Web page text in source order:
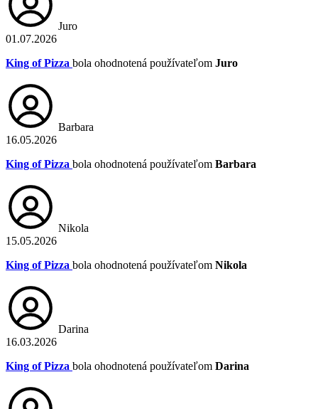
Juro
01.07.2026
King of Pizza bola ohodnotená používateľom Juro
Barbara
16.05.2026
King of Pizza bola ohodnotená používateľom Barbara
Nikola
15.05.2026
King of Pizza bola ohodnotená používateľom Nikola
Darina
16.03.2026
King of Pizza bola ohodnotená používateľom Darina